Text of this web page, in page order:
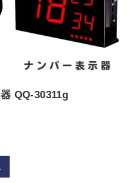
QQ-30311g